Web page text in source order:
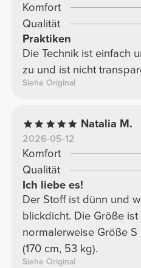
Komfort
Qualität
Praktiken
Die Technik ist einfach
zu und ist nicht
Siehe Original
Natalia M.
2026-05-12
Komfort
Qualität
Ich liebe es!
Der Stoff ist dünn und
blickdicht. Die Größe
normalerweise Größe
(170 cm, 53 kg).
Siehe Original